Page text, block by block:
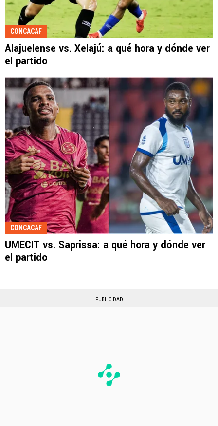
CONCACAF
Alajuelense vs. Xelajú: a qué hora y dónde ver
el partido
CONCACAF
UMECIT vs. Saprissa: a qué hora y dónde ver
el partido
PUBLICIDAD